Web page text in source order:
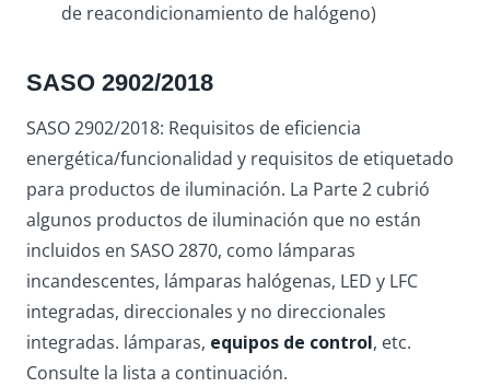
de reacondicionamiento de halógeno)
SASO 2902/2018
SASO 2902/2018: Requisitos de eficiencia
energética/funcionalidad y requisitos de etiquetado
para productos de iluminación. La Parte 2 cubrió
algunos productos de iluminación que no están
incluidos en SASO 2870, como lámparas
incandescentes, lámparas halógenas, LED y LFC
integradas, direccionales y no direccionales
integradas. lámparas, equipos de control, etc.
Consulte la lista a continuación.